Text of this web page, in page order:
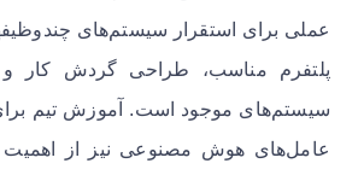
عملی برای استقرار سیستم‌های
پلتفرم مناسب، طراحی گردش کار و
سیستم‌های موجود است. آموزش تیم
عامل‌های هوش مصنوعی نیز از اهمیت